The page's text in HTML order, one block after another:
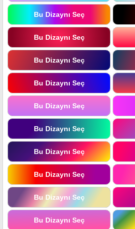
Bu Dizaynı Seç
Bu Dizaynı Seç
Bu Dizaynı Seç
Bu Dizaynı Seç
Bu Dizaynı Seç
Bu Dizaynı Seç
Bu Dizaynı Seç
Bu Dizaynı Seç
Bu Dizaynı Seç
Bu Dizaynı Seç